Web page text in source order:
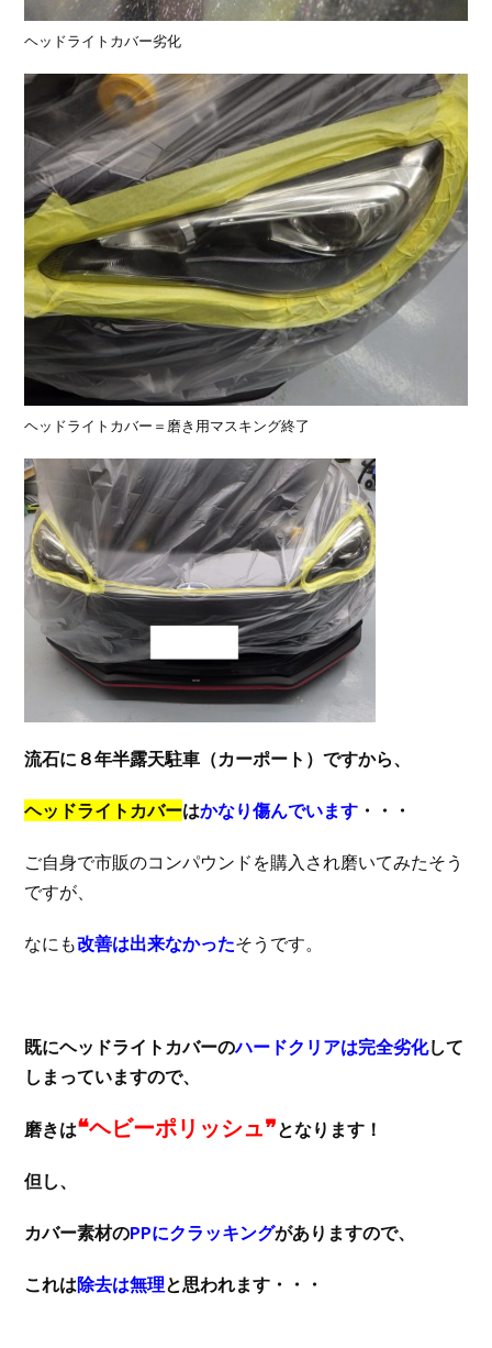
ヘッドライトカバー劣化
ヘッドライトカバー＝磨き用マスキング終了
流石に８年半露天駐車（カーポート）ですから、
ヘッドライトカバーはかなり傷んでいます ・・・
ご自身で市販のコンパウンドを購入され磨いてみたそう
ですが、
なにも改善は出来なかったそうです。
既にヘッドライトカバーのハードクリアは完全劣化して
しまっていますので、
磨きは❝ヘビーポリッシュ❞となります！
但し、
カバー素材のPPにクラッキングがありますので、
これは除去は無理と思われます・・・